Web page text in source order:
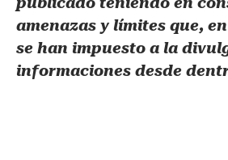
amenazas y límites que,
se han impuesto a la
informaciones desde